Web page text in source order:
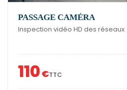
PASSAGE CAMÉRA
Inspection vidéo HD des réseaux
110€TTC